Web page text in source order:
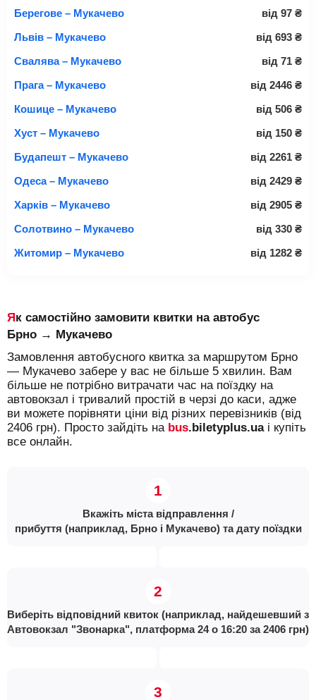
Берегове – Мукачево
від 97 ₴
Львів – Мукачево
від 693 ₴
Свалява – Мукачево
від 71 ₴
Прага – Мукачево
від 2446 ₴
Кошице – Мукачево
від 506 ₴
Хуст – Мукачево
від 150 ₴
Будапешт – Мукачево
від 2261 ₴
Одеса – Мукачево
від 2429 ₴
Харків – Мукачево
від 2905 ₴
Солотвино – Мукачево
від 330 ₴
Житомир – Мукачево
від 1282 ₴
Як самостійно замовити квитки на автобус
Брно → Мукачево
Замовлення автобусного квитка за маршрутом Брно
— Мукачево забере у вас не більше 5 хвилин. Вам
більше не потрібно витрачати час на поїздку на
автовокзал і тривалий простій в черзі до каси, адже
ви можете порівняти ціни від різних перевізників (від
2406 грн). Просто зайдіть на bus.biletyplus.uaі купіть
все онлайн.
Вкажіть міста відправлення /
прибуття (наприклад, Брно і Мукачево) та дату поїздки
Виберіть відповідний квиток (наприклад, найдешевший з
Автовокзал "Звонарка", платформа 24 о 16:20 за 2406 грн)